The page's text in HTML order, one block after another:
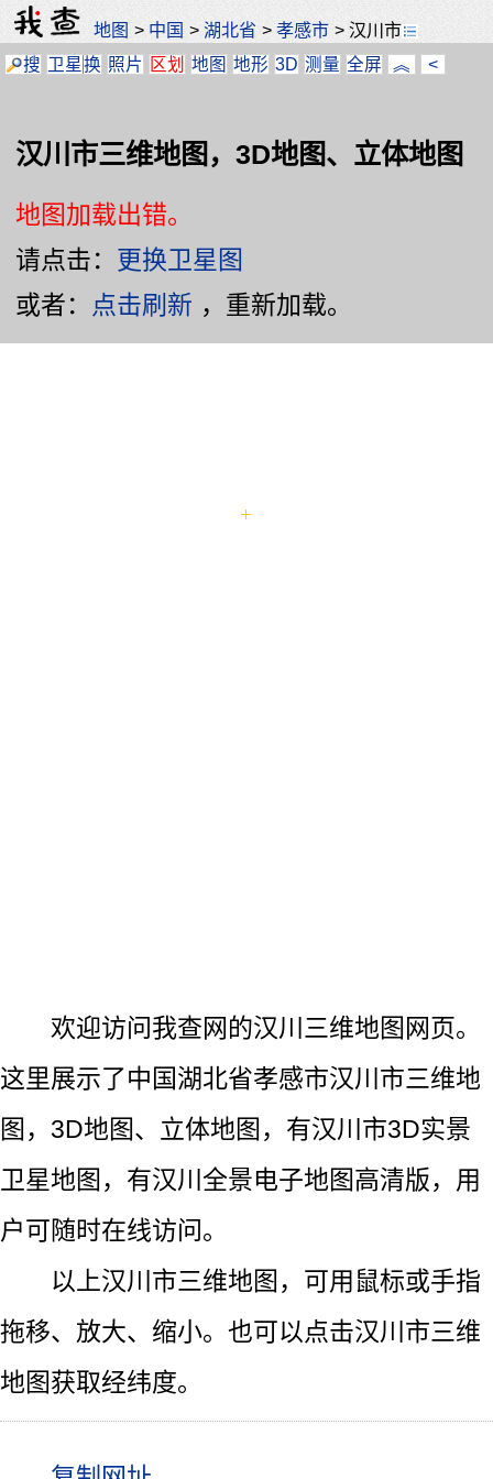
地图 > 中国 >湖北省 >孝感市 >汉川市
搜 卫星换 照片 区划 地图 地形 3D 测量 全屏 ︽ <
汉川市三维地图，3D地图、立体地图
地图加载出错。
请点击： 更换卫星图
或者： 点击刷新 ，重新加载。
欢迎访问我查网的汉川三维地图网页。
这里展示了中国湖北省孝感市汉川市三维地
图，3D地图、立体地图，有汉川市3D实景
卫星地图，有汉川全景电子地图高清版，用
户可随时在线访问。
以上汉川市三维地图，可用鼠标或手指
拖移、放大、缩小。也可以点击汉川市三维
地图获取经纬度。